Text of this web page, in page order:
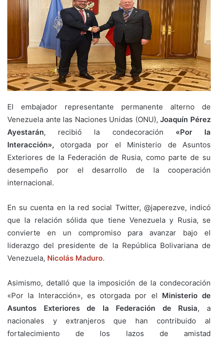
El embajador representante permanente alterno de
Venezuela ante las Naciones Unidas (ONU),Joaquín Pérez
Ayestarán, recibió la condecoración «Por la
Interacción», otorgada por el Ministerio de Asuntos
Exteriores de la Federación de Rusia, como parte de su
desempeño por el desarrollo de la cooperación
internacional.
En su cuenta en la red social Twitter, @japerezve, indicó
que la relación sólida que tiene Venezuela y Rusia, se
convierte en un compromiso para avanzar bajo el
liderazgo del presidente de la República Bolivariana de
Venezuela, Nicolás Maduro.
Asimismo, detalló que la imposición de la condecoración
«Por la Interacción», es otorgada por el Ministerio de
Asuntos Exteriores de la Federación de Rusia, a
nacionales y extranjeros que han contribuido al
fortalecimiento de los lazos de amistad